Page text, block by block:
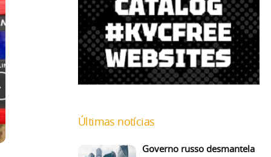
Últimas notícias
Governo russo desmantela